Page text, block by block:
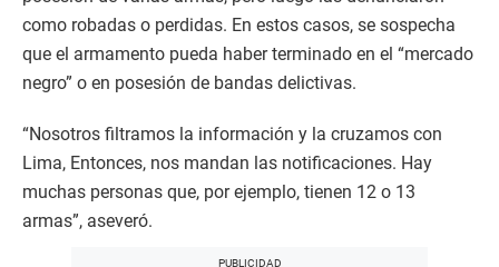
como robadas o perdidas. En estos casos, se sospecha
que el armamento pueda haber terminado en el “mercado
negro” o en posesión de bandas delictivas.
“Nosotros filtramos la información y la cruzamos con
Lima, Entonces, nos mandan las notificaciones. Hay
muchas personas que, por ejemplo, tienen 12 o 13
armas”, aseveró.